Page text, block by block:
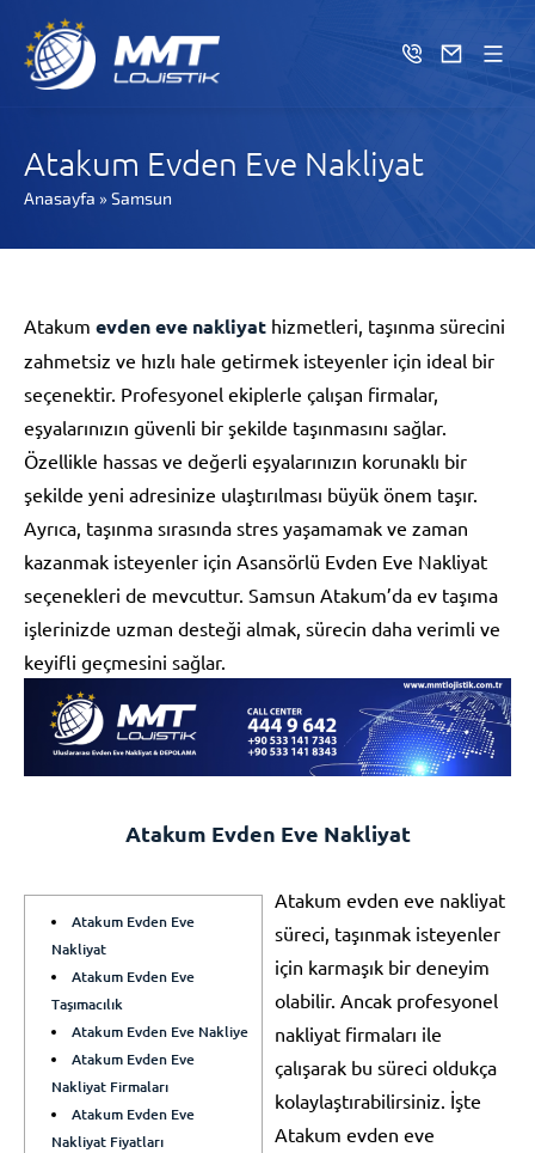
Atakum Evden Eve Nakliyat
Anasayfa » Samsun
Atakum evden eve nakliyat hizmetleri, taşınma sürecini
zahmetsiz ve hızlı hale getirmek isteyenler için ideal bir
seçenektir. Profesyonel ekiplerle çalışan firmalar,
eşyalarınızın güvenli bir şekilde taşınmasını sağlar.
Özellikle hassas ve değerli eşyalarınızın korunaklı bir
şekilde yeni adresinize ulaştırılması büyük önem taşır.
Ayrıca, taşınma sırasında stres yaşamamak ve zaman
kazanmak isteyenler için Asansörlü Evden Eve Nakliyat
seçenekleri de mevcuttur. Samsun Atakum’da ev taşıma
işlerinizde uzman desteği almak, sürecin daha verimli ve
keyifli geçmesini sağlar.
Atakum Evden Eve Nakliyat
Atakum Evden Eve
Nakliyat
Atakum Evden Eve
Taşımacılık
Atakum Evden Eve Nakliye
Atakum Evden Eve
Nakliyat Firmaları
Atakum Evden Eve
Nakliyat Fiyatları
Atakum evden eve nakliyat
süreci, taşınmak isteyenler
için karmaşık bir deneyim
olabilir. Ancak profesyonel
nakliyat firmaları ile
çalışarak bu süreci oldukça
kolaylaştırabilirsiniz. İşte
Atakum evden eve